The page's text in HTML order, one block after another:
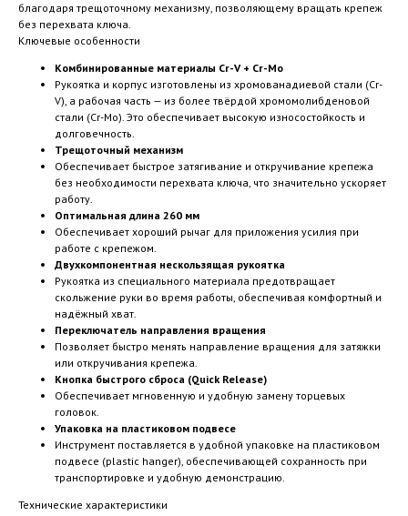
благодаря трещоточному механизму, позволяющему вращать крепеж
без перехвата ключа.
Ключевые особенности
Комбинированные материалы Cr-V + Cr-Mo
Рукоятка и корпус изготовлены из хромованадиевой стали (Cr-
V), а рабочая часть — из более твёрдой хромомолибденовой
стали (Cr-Mo). Это обеспечивает высокую износостойкость и
долговечность.
Трещоточный механизм
Обеспечивает быстрое затягивание и откручивание крепежа
без необходимости перехвата ключа, что значительно ускоряет
работу.
Оптимальная длина 260 мм
Обеспечивает хороший рычаг для приложения усилия при
работе с крепежом.
Двухкомпонентная нескользящая рукоятка
Рукоятка из специального материала предотвращает
скольжение руки во время работы, обеспечивая комфортный и
надёжный хват.
Переключатель направления вращения
Позволяет быстро менять направление вращения для затяжки
или откручивания крепежа.
Кнопка быстрого сброса (Quick Release)
Обеспечивает мгновенную и удобную замену торцевых
головок.
Упаковка на пластиковом подвесе
Инструмент поставляется в удобной упаковке на пластиковом
подвесе (plastic hanger), обеспечивающей сохранность при
транспортировке и удобную демонстрацию.
Технические характеристики